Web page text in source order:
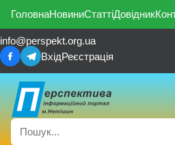
ГоловнаНовиниСтаттіДовідник
info@perspekt.org.ua
ВхідРеєстрація